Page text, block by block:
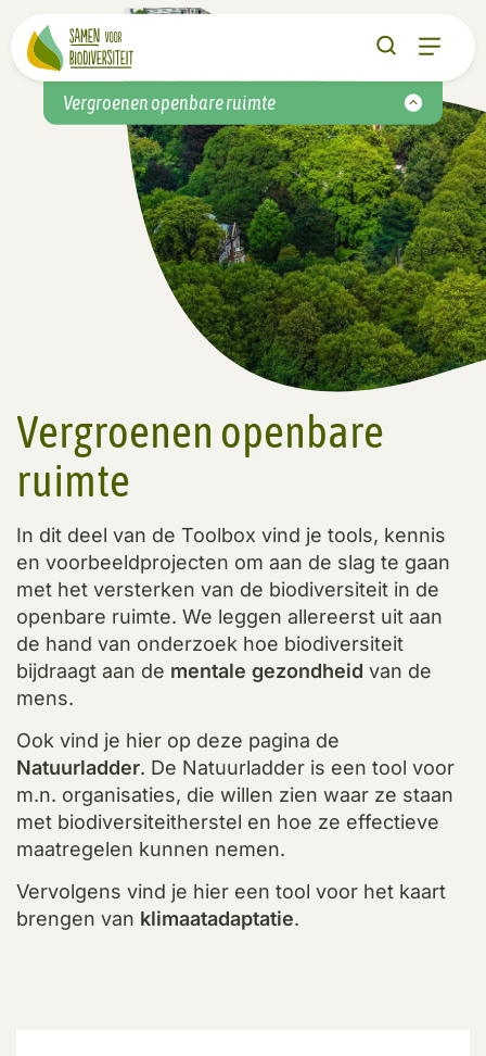
Vergroenen openbare ruimte
Vergroenen openbare
ruimte
In dit deel van de Toolbox vind je tools, kennis
en voorbeeldprojecten om aan de slag te gaan
met het versterken van de biodiversiteit in de
openbare ruimte. We leggen allereerst uit aan
de hand van onderzoek hoe biodiversiteit
bijdraagt aan de mentale gezondheid van de
mens.
Ook vind je hier op deze pagina de
Natuurladder. De Natuurladder is een tool voor
m.n. organisaties, die willen zien waar ze staan
met biodiversiteitherstel en hoe ze effectieve
maatregelen kunnen nemen.
Vervolgens vind je hier een tool voor het kaart
brengen van klimaatadaptatie.